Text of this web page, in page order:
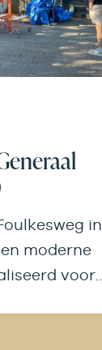
in
moderne
voor